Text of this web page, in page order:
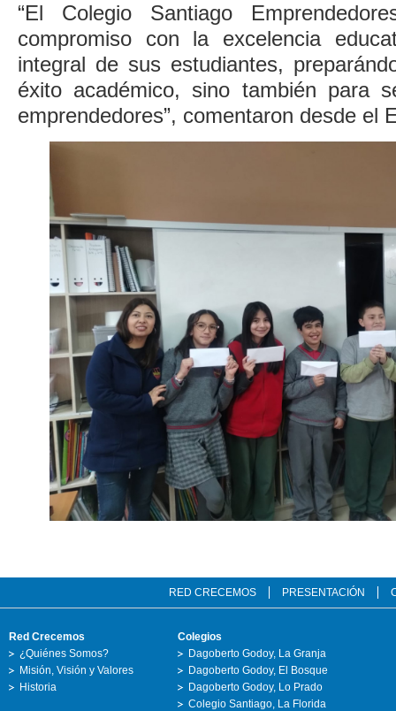
“El Colegio Santiago
compromiso con la excelencia
integral de sus estudiantes,
éxito académico, sino también para
emprendedores”, comentaron desde el
RED CRECEMOS PRESENTACIÓN
Red Crecemos
¿Quiénes Somos?
Misión, Visión y Valores
Historia
Colegios
Dagoberto Godoy, La Granja
Dagoberto Godoy, El Bosque
Dagoberto Godoy, Lo Prado
Colegio Santiago, La Florida